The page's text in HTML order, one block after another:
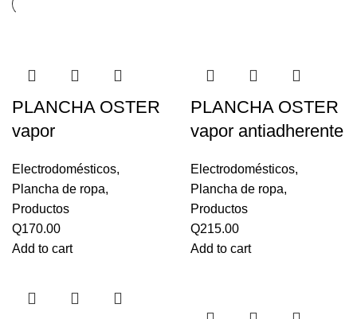
PLANCHA OSTER
vapor
Electrodomésticos,
Plancha de ropa,
Productos
Q170.00
Add to cart
PLANCHA OSTER
vapor antiadherente
Electrodomésticos,
Plancha de ropa,
Productos
Q215.00
Add to cart